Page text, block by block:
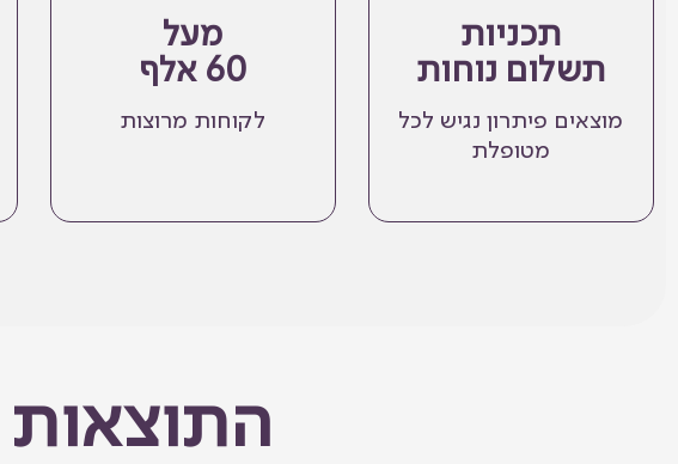
תכניות
תשלום נוחות
מוצאים פיתרון נגיש לכל
מטופלת
מעל
60 אלף
לקוחות מרוצות